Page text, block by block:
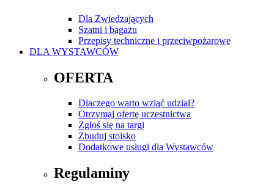
Dla Zwiedzających
Szatni i bagażu
Przepisy techniczne i przeciwpożarowe
DLA WYSTAWCÓW
OFERTA
Dlaczego warto wziąć udział?
Otrzymaj ofertę uczestnictwa
Zgłoś się na targi
Zbuduj stoisko
Dodatkowe usługi dla Wystawców
Regulaminy